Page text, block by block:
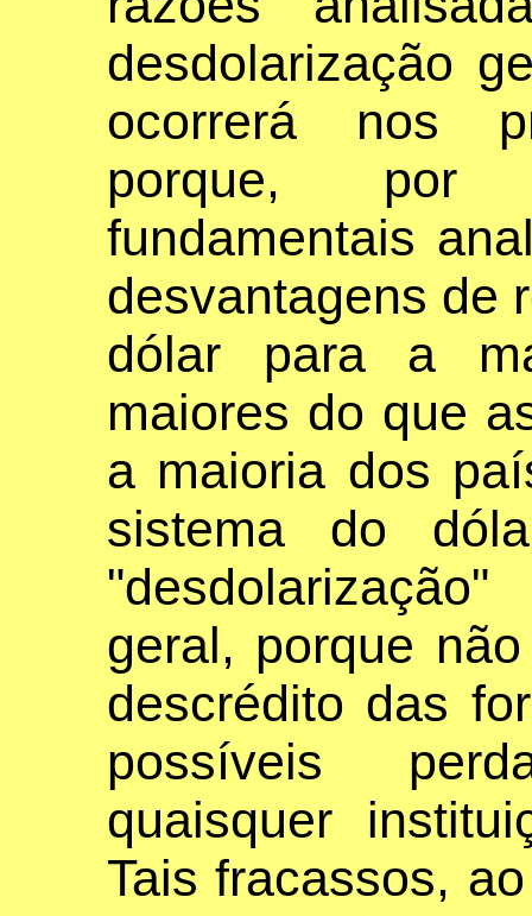
desdolarização
ocorrerá nos
porque, por
fundamentais
desvantagens de
dólar para a
maiores do que
a maioria dos
sistema do
geral, porque
descrédito das
possíveis
quaisquer
Tais fracassos,